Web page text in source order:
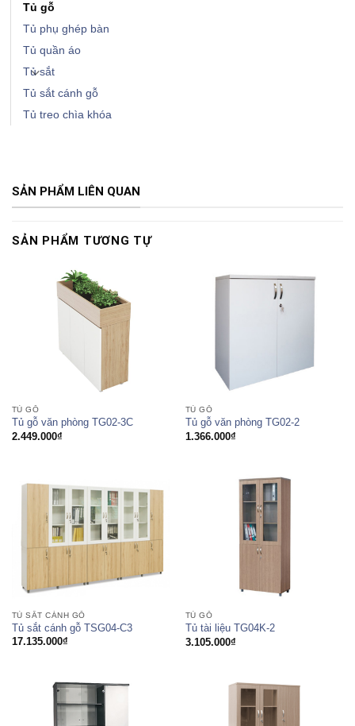
Tủ gỗ
Tủ phụ ghép bàn
Tủ quần áo
Tủ sắt
Tủ sắt cánh gỗ
Tủ treo chìa khóa
SẢN PHẨM LIÊN QUAN
SẢN PHẨM TƯƠNG TỰ
TỦ GỖ
Tủ gỗ văn phòng TG02-3C
2.449.000₫
TỦ GỖ
Tủ gỗ văn phòng TG02-2
1.366.000₫
TỦ SẮT CÁNH GỖ
Tủ sắt cánh gỗ TSG04-C3
17.135.000₫
TỦ GỖ
Tủ tài liệu TG04K-2
3.105.000₫